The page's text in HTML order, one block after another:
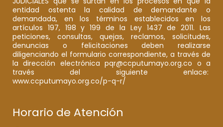
entidad ostenta la calidad de demandante o
demandada, en los términos establecidos en los
artículos 197, 198 y 199 de la Ley 1437 de 2011. Las
peticiones, consultas, quejas, reclamos, solicitudes,
denuncias o felicitaciones deben realizarse
diligenciando el formulario correspondiente, a través de
la dirección electrónica pqr@ccputumayo.org.co o a
través del siguiente enlace:
www.ccputumayo.org.co/p-q-r/
Horario de Atención